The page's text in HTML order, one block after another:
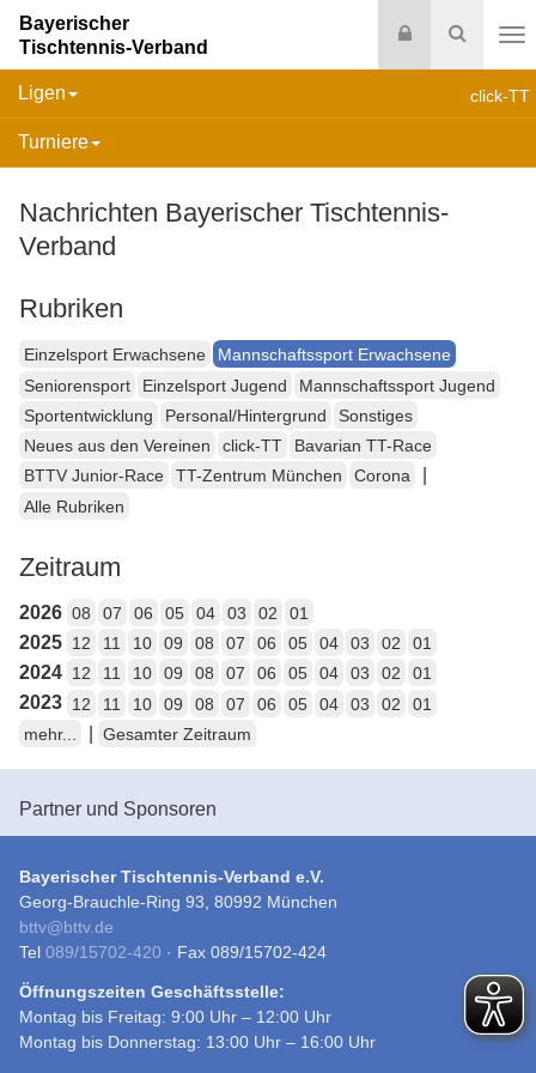
Suche
Login
Bayerischer
Tischtennis-Verband
click-TT
Ligen
Turniere
Nachrichten Bayerischer Tischtennis-
Verband
Rubriken
Einzelsport Erwachsene
Mannschaftssport Erwachsene
Seniorensport
Einzelsport Jugend
Mannschaftssport Jugend
Sportentwicklung
Personal/Hintergrund
Sonstiges
Neues aus den Vereinen
click-TT
Bavarian TT-Race
BTTV Junior-Race
TT-Zentrum München Corona
Alle Rubriken
Zeitraum
2026 08 07 06 05 04 03 02 01
2025 12 11 10 09 08 07 06 05 04 03 02 01
2024 12 11 10 09 08 07 06 05 04 03 02 01
2023 12 11 10 09 08 07 06 05 04 03 02
01
mehr...
Gesamter Zeitraum
Partner und Sponsoren
Bayerischer Tischtennis-Verband e.V.
Georg-Brauchle-Ring 93, 80992 München
bttv@bttv.de
Tel 089/15702-420 · Fax 089/15702-424
Öffnungszeiten Geschäftsstelle:
Montag bis Freitag: 9:00 Uhr – 12:00 Uhr
Montag bis Donnerstag: 13:00 Uhr – 16:00 Uhr